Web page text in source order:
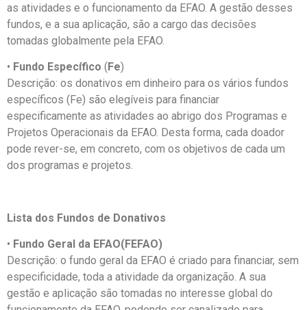
as atividades e o funcionamento da EFAO. A gestão desses
fundos, e a sua aplicação, são a cargo das decisões
tomadas globalmente pela EFAO.
• Fundo Específico ( Fe)
Descrição: os donativos em dinheiro para os vários fundos
específicos (Fe) são elegíveis para financiar
especificamente as atividades ao abrigo dos Programas e
Projetos Operacionais da EFAO. Desta forma, cada doador
pode rever-se, em concreto, com os objetivos de cada um
dos programas e projetos.
Lista dos Fundos de Donativos
• Fundo Geral da EFAO(FEFAO)
Descrição: o fundo geral da EFAO é criado para financiar, sem
especificidade, toda a atividade da organização. A sua
gestão e aplicação são tomadas no interesse global do